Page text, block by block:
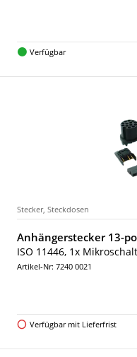
Verfügbar
Stecker, Steckdosen
Anhängerstecker 13-
ISO 11446, 1x
Artikel-Nr: 7240 0021
Verfügbar mit Lieferfrist